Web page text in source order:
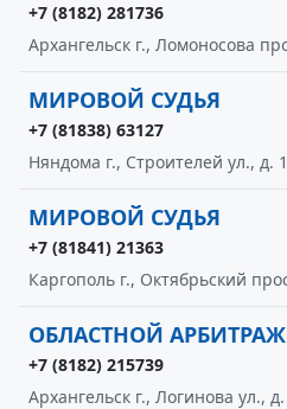
+7 (8182) 281736
Архангельск г., Ломоносова
МИРОВОЙ СУДЬЯ
+7 (81838) 63127
Няндома г., Строителей ул., д.
МИРОВОЙ СУДЬЯ
+7 (81841) 21363
Каргополь г., Октябрьский
ОБЛАСТНОЙ
+7 (8182) 215739
Архангельск г., Логинова ул.,